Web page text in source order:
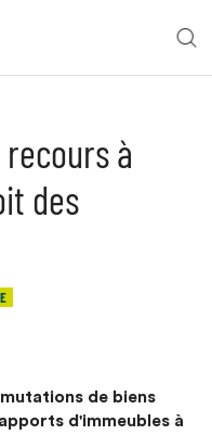
à
des
de biens
d'immeubles à